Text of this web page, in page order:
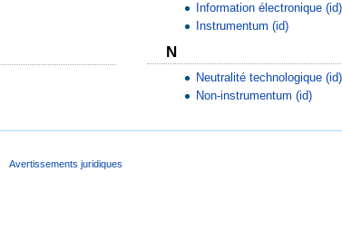
Information électronique (id)
Instrumentum (id)
N
Neutralité technologique (id)
Non-instrumentum (id)
Avertissements juridiques